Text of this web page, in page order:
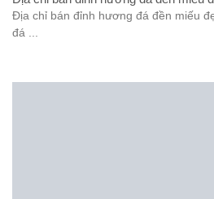
Địa chỉ bán đỉnh hương đá đền miếu
đá ...